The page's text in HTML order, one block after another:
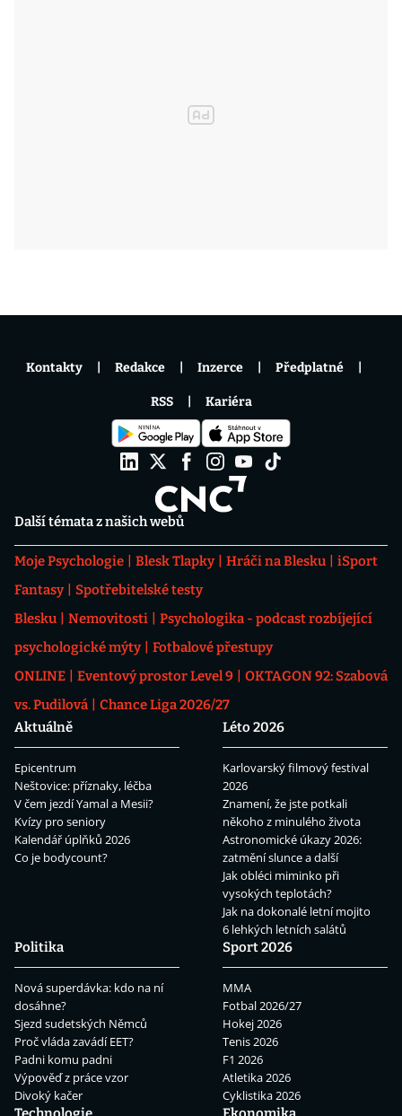
Další témata z našich webů
Moje Psychologie Blesk Tlapky Hráči na Blesku
iSport
Fantasy
Spotřebitelské testy
Blesku
Nemovitosti
Psychologika - podcast rozbíjející
psychologické mýty
Fotbalové přestupy
ONLINE
Eventový prostor Level 9
OKTAGON 92: Szabová
vs. Pudilová
Chance Liga 2026/27
Aktuálně
Epicentrum
Neštovice: příznaky, léčba
V čem jezdí Yamal a Mesii?
Kvízy pro seniory
Kalendář úplňků 2026
Co je bodycount?
Léto 2026
Karlovarský filmový festival
2026
Znamení, že jste potkali
někoho z minulého života
Astronomické úkazy 2026:
zatmění slunce a další
Jak obléci miminko při
vysokých teplotách?
Jak na dokonalé letní mojito
6 lehkých letních salátů
Politika
Nová superdávka: kdo na ní
dosáhne?
Sjezd sudetských Němců
Proč vláda zavádí EET?
Padni komu padni
Výpověď z práce vzor
Divoký kačer
Sport 2026
MMA
Fotbal 2026/27
Hokej 2026
Tenis 2026
F1 2026
Atletika 2026
Cyklistika 2026
Kontakty Redakce Inzerce Předplatné
RSS Kariéra